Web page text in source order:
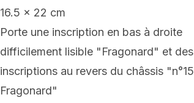
16.5 x 22 cm
Porte une inscription en bas à droite
difficilement lisible "Fragonard" et des
inscriptions au revers du châssis "n°15
Fragonard"